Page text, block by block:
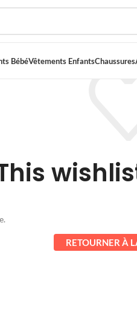
BébéVêtements EnfantsChaussures
RETOURNER À